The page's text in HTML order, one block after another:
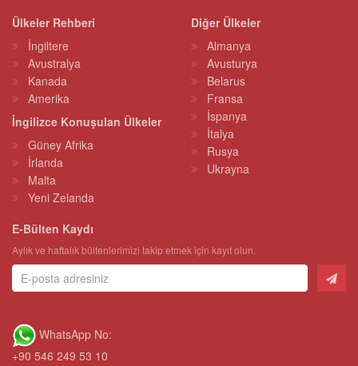
Ülkeler Rehberi
İngiltere
Avustralya
Kanada
Amerika
İngilizce Konuşulan Ülkeler
Güney Afrika
İrlanda
Malta
Yeni Zelanda
Diğer Ülkeler
Almanya
Avusturya
Belarus
Fransa
İspanya
İtalya
Rusya
Ukrayna
E-Bülten Kaydı
Aylık ve haftalık bültenlerimizi takip etmek için kayıt olun.
WhatsApp No:
+90 546 249 53 10